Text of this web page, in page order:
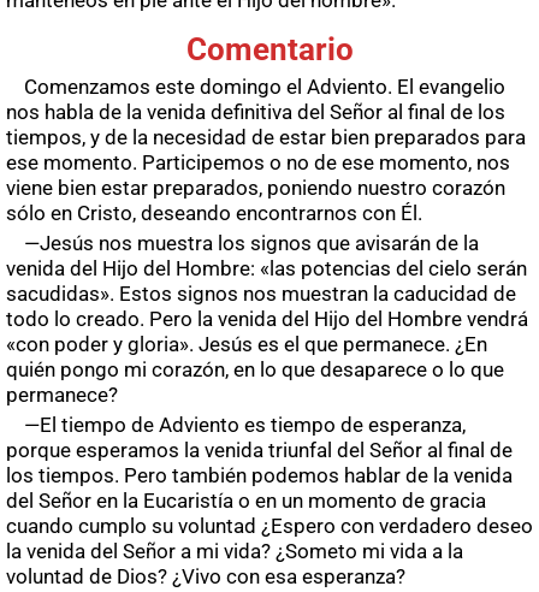
Comentario
Comenzamos este domingo el Adviento. El evangelio
nos habla de la venida definitiva del Señor al final de los
tiempos, y de la necesidad de estar bien preparados para
ese momento. Participemos o no de ese momento, nos
viene bien estar preparados, poniendo nuestro corazón
sólo en Cristo, deseando encontrarnos con Él.
—Jesús nos muestra los signos que avisarán de la
venida del Hijo del Hombre: «las potencias del cielo serán
sacudidas». Estos signos nos muestran la caducidad de
todo lo creado. Pero la venida del Hijo del Hombre vendrá
«con poder y gloria». Jesús es el que permanece. ¿En
quién pongo mi corazón, en lo que desaparece o lo que
permanece?
—El tiempo de Adviento es tiempo de esperanza,
porque esperamos la venida triunfal del Señor al final de
los tiempos. Pero también podemos hablar de la venida
del Señor en la Eucaristía o en un momento de gracia
cuando cumplo su voluntad ¿Espero con verdadero deseo
la venida del Señor a mi vida? ¿Someto mi vida a la
voluntad de Dios? ¿Vivo con esa esperanza?